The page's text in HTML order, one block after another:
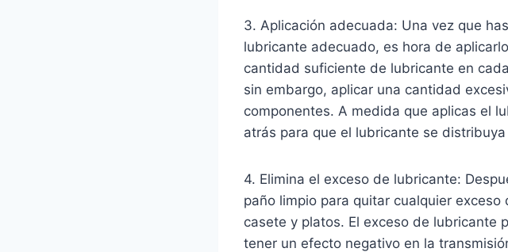
3. Aplicación adecuada: Una vez que
lubricante adecuado, es hora de
cantidad suficiente de lubricante en
sin embargo, aplicar una cantidad
componentes. A medida que aplicas el
atrás para que el lubricante se
4. Elimina el exceso de lubricante:
paño limpio para quitar cualquier
casete y platos. El exceso de lubricante
tener un efecto negativo en la